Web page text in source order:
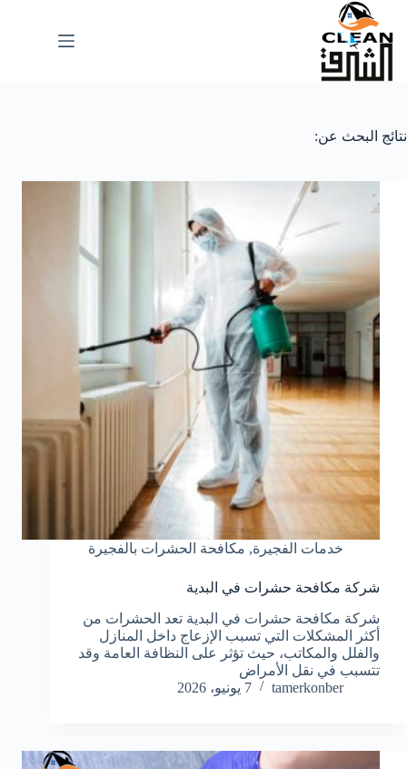
التجاوز
المحتوى
نتائج البحث عن:
خدمات الفجيرة, مكافحة الحشرات بالفجيرة
شركة مكافحة حشرات في البدية
شركة مكافحة حشرات في البدية تعد الحشرات من
أكثر المشكلات التي تسبب الإزعاج داخل المنازل
والفلل والمكاتب، حيث تؤثر على النظافة العامة وقد
تتسبب في نقل الأمراض
tamerkonber
7 يونيو، 2026